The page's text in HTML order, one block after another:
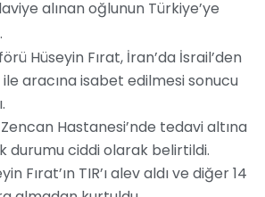
alınan oğlunun Türkiye’ye
Hüseyin Fırat, İran’da İsrail’den
aracına isabet edilmesi sonucu
Zencan Hastanesi’nde tedavi altına
durumu ciddi olarak belirtildi.
Fırat’ın TIR’ı alev aldı ve diğer 14